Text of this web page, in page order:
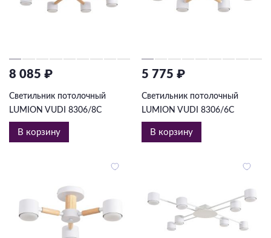
8 085 ₽
Светильник потолочный
LUMION VUDI 8306/8C
В корзину
5 775 ₽
Светильник потолочный
LUMION VUDI 8306/6C
В корзину